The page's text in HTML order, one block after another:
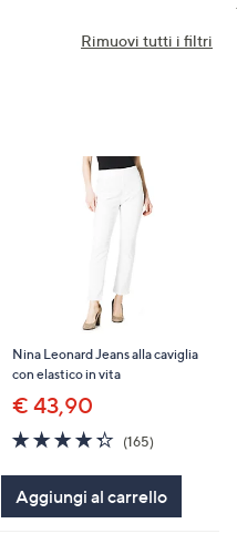
Rimuovi tutti i filtri
Nina Leonard Jeans alla caviglia
con elastico in vita
€ 43,90
4.3
of
5
Stars
(165)165
Aggiungi al carrello